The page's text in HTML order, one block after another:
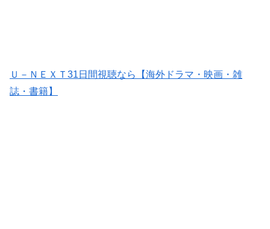
Ｕ－ＮＥＸＴ31日間視聴なら【海外ドラマ・映画・雑
誌・書籍】